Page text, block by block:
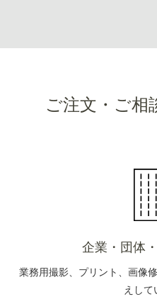
ご注文・ご相
企業・団体
業務用撮影、プリント、画像
えして